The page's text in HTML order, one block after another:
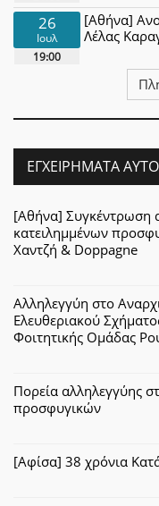
26
Ιουλ
19:00
[Αθήνα]
Λέλας
ΕΓΧΕΙΡΉΜΑΤΑ
[Αθήνα] Συγκέντρωση
κατειλημμένων
Χαντζή & Doppagne
Αλληλεγγύη στο
Ελευθεριακού
Φοιτητικής Ομάδας
Πορεία αλληλεγγύης
προσφυγικών
[Αφίσα] 38 χρόνια